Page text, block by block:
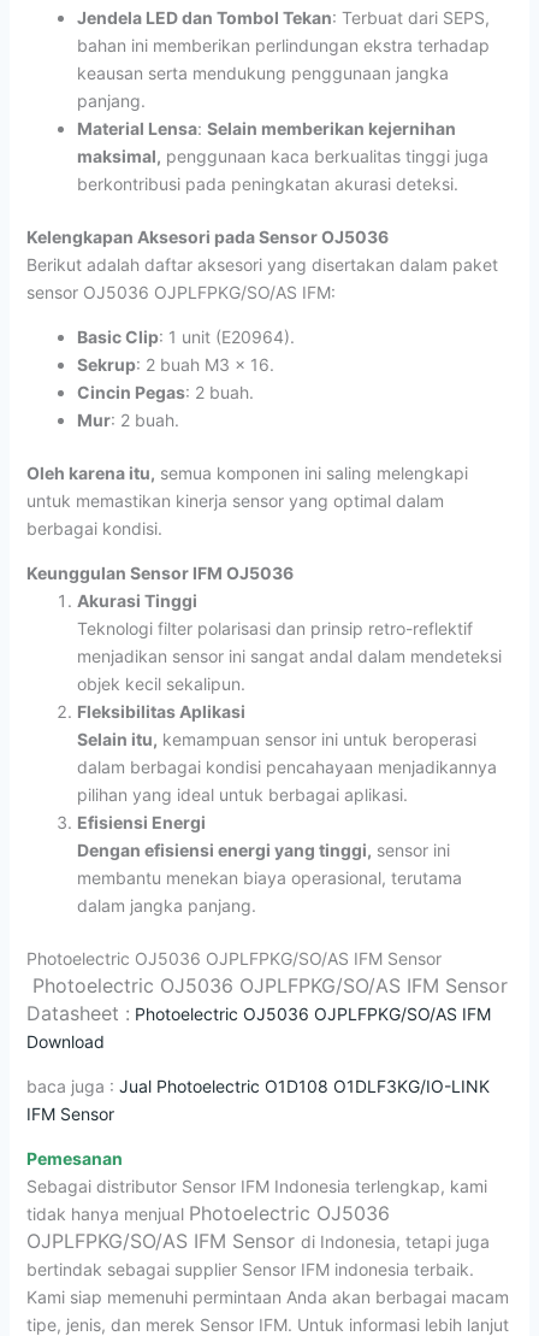
Jendela LED dan Tombol Tekan: Terbuat dari SEPS,
bahan ini memberikan perlindungan ekstra terhadap
keausan serta mendukung penggunaan jangka
panjang.
Material Lensa: Selain memberikan kejernihan
maksimal, penggunaan kaca berkualitas tinggi juga
berkontribusi pada peningkatan akurasi deteksi.
Kelengkapan Aksesori pada Sensor OJ5036
Berikut adalah daftar aksesori yang disertakan dalam paket
sensor OJ5036 OJPLFPKG/SO/AS IFM:
Basic Clip: 1 unit (E20964).
Sekrup: 2 buah M3 x 16.
Cincin Pegas: 2 buah.
Mur: 2 buah.
Oleh karena itu, semua komponen ini saling melengkapi
untuk memastikan kinerja sensor yang optimal dalam
berbagai kondisi.
Keunggulan Sensor IFM OJ5036
Akurasi Tinggi
Teknologi filter polarisasi dan prinsip retro-reflektif
menjadikan sensor ini sangat andal dalam mendeteksi
objek kecil sekalipun.
Fleksibilitas Aplikasi
Selain itu, kemampuan sensor ini untuk beroperasi
dalam berbagai kondisi pencahayaan menjadikannya
pilihan yang ideal untuk berbagai aplikasi.
Efisiensi Energi
Dengan efisiensi energi yang tinggi, sensor ini
membantu menekan biaya operasional, terutama
dalam jangka panjang.
Photoelectric OJ5036 OJPLFPKG/SO/AS IFM Sensor
Photoelectric OJ5036 OJPLFPKG/SO/AS IFM Sensor
Datasheet : Photoelectric OJ5036 OJPLFPKG/SO/AS IFM
Download
baca juga : Jual Photoelectric O1D108 O1DLF3KG/IO-LINK
IFM Sensor
Pemesanan
Sebagai distributor Sensor IFM Indonesia terlengkap, kami
tidak hanya menjual Photoelectric OJ5036
OJPLFPKG/SO/AS IFM Sensor di Indonesia, tetapi juga
bertindak sebagai supplier Sensor IFM indonesia terbaik.
Kami siap memenuhi permintaan Anda akan berbagai macam
tipe, jenis, dan merek Sensor IFM. Untuk informasi lebih lanjut